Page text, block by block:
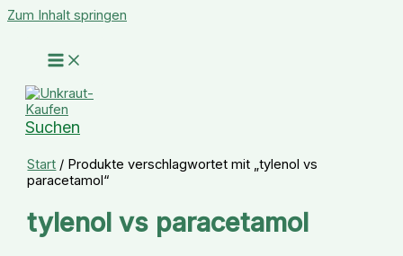
Zum Inhalt springen
Suchen
Start / Produkte verschlagwortet mit „tylenol vs
paracetamol“
tylenol vs paracetamol